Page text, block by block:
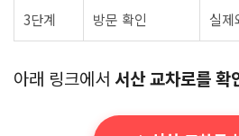
3단계 방문 확인 실제
아래 링크에서 서산 교차로를 확